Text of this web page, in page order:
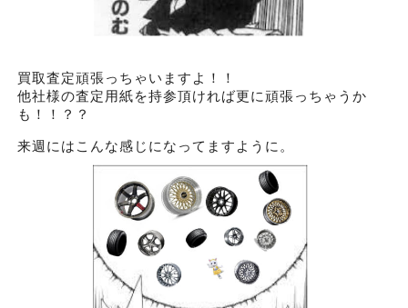
買取査定頑張っちゃいますよ！！
他社様の査定用紙を持参頂ければ更に頑張っちゃうか
も！！？？
来週にはこんな感じになってますように。